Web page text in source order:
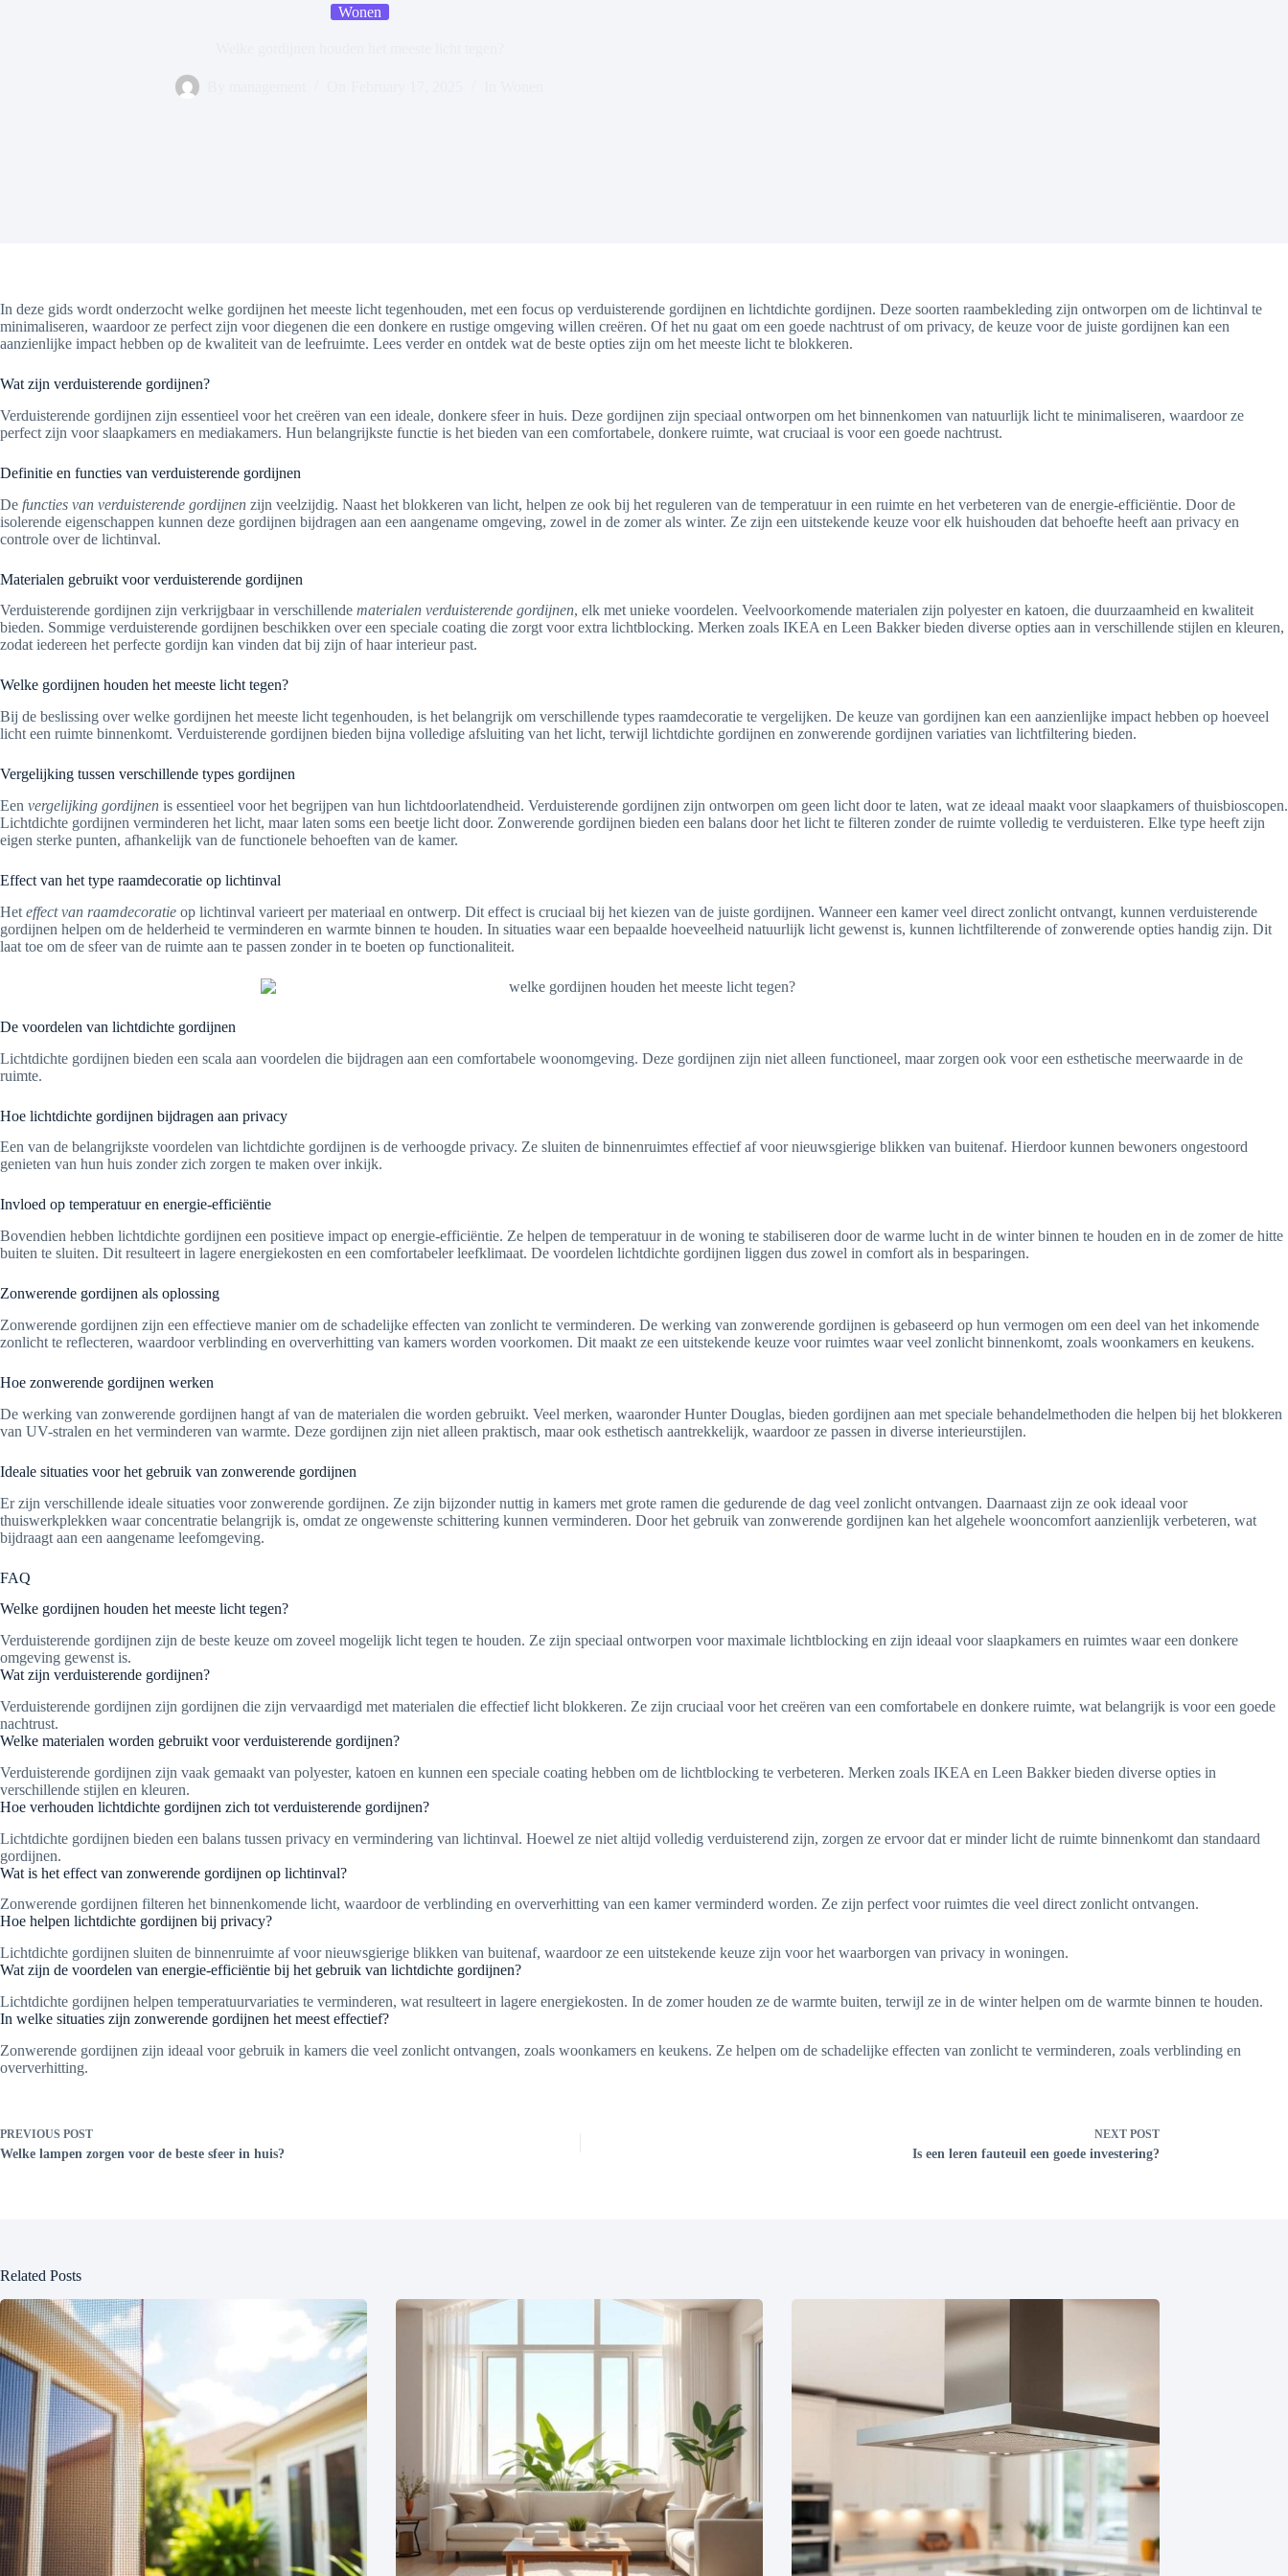
Wonen
In deze gids wordt onderzocht welke gordijnen het meeste licht tegenhouden, met een focus op verduisterende gordijnen en lichtdichte gordijnen. Deze soorten raambekleding zijn ontworpen om de lichtinval te
minimaliseren, waardoor ze perfect zijn voor diegenen die een donkere en rustige omgeving willen creëren. Of het nu gaat om een goede nachtrust of om privacy, de keuze voor de juiste gordijnen kan een
aanzienlijke impact hebben op de kwaliteit van de leefruimte. Lees verder en ontdek wat de beste opties zijn om het meeste licht te blokkeren.
Wat zijn verduisterende gordijnen?
Verduisterende gordijnen zijn essentieel voor het creëren van een ideale, donkere sfeer in huis. Deze gordijnen zijn speciaal ontworpen om het binnenkomen van natuurlijk licht te minimaliseren, waardoor ze
perfect zijn voor slaapkamers en mediakamers. Hun belangrijkste functie is het bieden van een comfortabele, donkere ruimte, wat cruciaal is voor een goede nachtrust.
Definitie en functies van verduisterende gordijnen
De functies van verduisterende gordijnen zijn veelzijdig. Naast het blokkeren van licht, helpen ze ook bij het reguleren van de temperatuur in een ruimte en het verbeteren van de energie-efficiëntie. Door de
isolerende eigenschappen kunnen deze gordijnen bijdragen aan een aangename omgeving, zowel in de zomer als winter. Ze zijn een uitstekende keuze voor elk huishouden dat behoefte heeft aan privacy en
controle over de lichtinval.
Materialen gebruikt voor verduisterende gordijnen
Verduisterende gordijnen zijn verkrijgbaar in verschillende materialen verduisterende gordijnen, elk met unieke voordelen. Veelvoorkomende materialen zijn polyester en katoen, die duurzaamheid en kwaliteit
bieden. Sommige verduisterende gordijnen beschikken over een speciale coating die zorgt voor extra lichtblocking. Merken zoals IKEA en Leen Bakker bieden diverse opties aan in verschillende stijlen en kleuren,
zodat iedereen het perfecte gordijn kan vinden dat bij zijn of haar interieur past.
Welke gordijnen houden het meeste licht tegen?
Bij de beslissing over welke gordijnen het meeste licht tegenhouden, is het belangrijk om verschillende types raamdecoratie te vergelijken. De keuze van gordijnen kan een aanzienlijke impact hebben op hoeveel
licht een ruimte binnenkomt. Verduisterende gordijnen bieden bijna volledige afsluiting van het licht, terwijl lichtdichte gordijnen en zonwerende gordijnen variaties van lichtfiltering bieden.
Vergelijking tussen verschillende types gordijnen
Een vergelijking gordijnen is essentieel voor het begrijpen van hun lichtdoorlatendheid. Verduisterende gordijnen zijn ontworpen om geen licht door te laten, wat ze ideaal maakt voor slaapkamers of thuisbioscopen.
Lichtdichte gordijnen verminderen het licht, maar laten soms een beetje licht door. Zonwerende gordijnen bieden een balans door het licht te filteren zonder de ruimte volledig te verduisteren. Elke type heeft zijn
eigen sterke punten, afhankelijk van de functionele behoeften van de kamer.
Effect van het type raamdecoratie op lichtinval
Het effect van raamdecoratie op lichtinval varieert per materiaal en ontwerp. Dit effect is cruciaal bij het kiezen van de juiste gordijnen. Wanneer een kamer veel direct zonlicht ontvangt, kunnen verduisterende
gordijnen helpen om de helderheid te verminderen en warmte binnen te houden. In situaties waar een bepaalde hoeveelheid natuurlijk licht gewenst is, kunnen lichtfilterende of zonwerende opties handig zijn. Dit
laat toe om de sfeer van de ruimte aan te passen zonder in te boeten op functionaliteit.
De voordelen van lichtdichte gordijnen
Lichtdichte gordijnen bieden een scala aan voordelen die bijdragen aan een comfortabele woonomgeving. Deze gordijnen zijn niet alleen functioneel, maar zorgen ook voor een esthetische meerwaarde in de
ruimte.
Hoe lichtdichte gordijnen bijdragen aan privacy
Een van de belangrijkste voordelen van lichtdichte gordijnen is de verhoogde privacy. Ze sluiten de binnenruimtes effectief af voor nieuwsgierige blikken van buitenaf. Hierdoor kunnen bewoners ongestoord
genieten van hun huis zonder zich zorgen te maken over inkijk.
Invloed op temperatuur en energie-efficiëntie
Bovendien hebben lichtdichte gordijnen een positieve impact op energie-efficiëntie. Ze helpen de temperatuur in de woning te stabiliseren door de warme lucht in de winter binnen te houden en in de zomer de hitte
buiten te sluiten. Dit resulteert in lagere energiekosten en een comfortabeler leefklimaat. De voordelen lichtdichte gordijnen liggen dus zowel in comfort als in besparingen.
Zonwerende gordijnen als oplossing
Zonwerende gordijnen zijn een effectieve manier om de schadelijke effecten van zonlicht te verminderen. De werking van zonwerende gordijnen is gebaseerd op hun vermogen om een deel van het inkomende
zonlicht te reflecteren, waardoor verblinding en oververhitting van kamers worden voorkomen. Dit maakt ze een uitstekende keuze voor ruimtes waar veel zonlicht binnenkomt, zoals woonkamers en keukens.
Hoe zonwerende gordijnen werken
De werking van zonwerende gordijnen hangt af van de materialen die worden gebruikt. Veel merken, waaronder Hunter Douglas, bieden gordijnen aan met speciale behandelmethoden die helpen bij het blokkeren
van UV-stralen en het verminderen van warmte. Deze gordijnen zijn niet alleen praktisch, maar ook esthetisch aantrekkelijk, waardoor ze passen in diverse interieurstijlen.
Ideale situaties voor het gebruik van zonwerende gordijnen
Er zijn verschillende ideale situaties voor zonwerende gordijnen. Ze zijn bijzonder nuttig in kamers met grote ramen die gedurende de dag veel zonlicht ontvangen. Daarnaast zijn ze ook ideaal voor
thuiswerkplekken waar concentratie belangrijk is, omdat ze ongewenste schittering kunnen verminderen. Door het gebruik van zonwerende gordijnen kan het algehele wooncomfort aanzienlijk verbeteren, wat
bijdraagt aan een aangename leefomgeving.
FAQ
Welke gordijnen houden het meeste licht tegen?
Verduisterende gordijnen zijn de beste keuze om zoveel mogelijk licht tegen te houden. Ze zijn speciaal ontworpen voor maximale lichtblocking en zijn ideaal voor slaapkamers en ruimtes waar een donkere
omgeving gewenst is.
Wat zijn verduisterende gordijnen?
Verduisterende gordijnen zijn gordijnen die zijn vervaardigd met materialen die effectief licht blokkeren. Ze zijn cruciaal voor het creëren van een comfortabele en donkere ruimte, wat belangrijk is voor een goede
nachtrust.
Welke materialen worden gebruikt voor verduisterende gordijnen?
Verduisterende gordijnen zijn vaak gemaakt van polyester, katoen en kunnen een speciale coating hebben om de lichtblocking te verbeteren. Merken zoals IKEA en Leen Bakker bieden diverse opties in
verschillende stijlen en kleuren.
Hoe verhouden lichtdichte gordijnen zich tot verduisterende gordijnen?
Lichtdichte gordijnen bieden een balans tussen privacy en vermindering van lichtinval. Hoewel ze niet altijd volledig verduisterend zijn, zorgen ze ervoor dat er minder licht de ruimte binnenkomt dan standaard
gordijnen.
Wat is het effect van zonwerende gordijnen op lichtinval?
Zonwerende gordijnen filteren het binnenkomende licht, waardoor de verblinding en oververhitting van een kamer verminderd worden. Ze zijn perfect voor ruimtes die veel direct zonlicht ontvangen.
Hoe helpen lichtdichte gordijnen bij privacy?
Lichtdichte gordijnen sluiten de binnenruimte af voor nieuwsgierige blikken van buitenaf, waardoor ze een uitstekende keuze zijn voor het waarborgen van privacy in woningen.
Wat zijn de voordelen van energie-efficiëntie bij het gebruik van lichtdichte gordijnen?
Lichtdichte gordijnen helpen temperatuurvariaties te verminderen, wat resulteert in lagere energiekosten. In de zomer houden ze de warmte buiten, terwijl ze in de winter helpen om de warmte binnen te houden.
In welke situaties zijn zonwerende gordijnen het meest effectief?
Zonwerende gordijnen zijn ideaal voor gebruik in kamers die veel zonlicht ontvangen, zoals woonkamers en keukens. Ze helpen om de schadelijke effecten van zonlicht te verminderen, zoals verblinding en
oververhitting.
PREVIOUS POST
Welke lampen zorgen voor de beste sfeer in huis?
NEXT POST
Is een leren fauteuil een goede investering?
Related Posts